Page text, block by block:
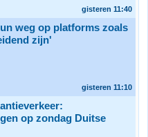
gisteren 11:40
weg op platforms zoals
zijn'
gisteren 11:10
op zondag Duitse